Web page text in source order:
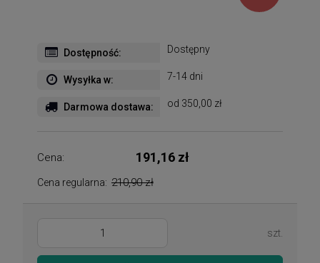
Dostępność: Dostępny
Wysyłka w: 7-14 dni
Darmowa dostawa: od 350,00 zł
Cena: 191,16 zł
Cena regularna: 210,90 zł
szt.